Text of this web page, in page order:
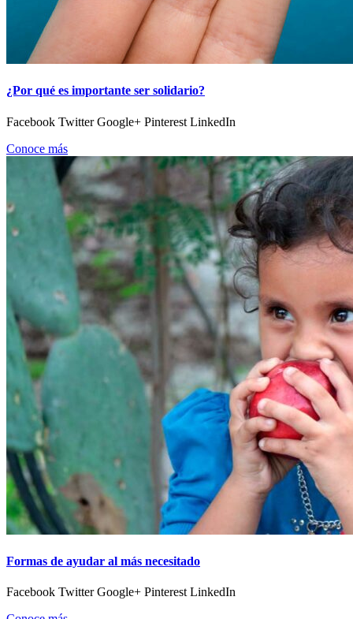
¿Por qué es importante ser solidario?
Facebook Twitter Google+ Pinterest LinkedIn
Conoce más
Formas de ayudar al más necesitado
Facebook Twitter Google+ Pinterest LinkedIn